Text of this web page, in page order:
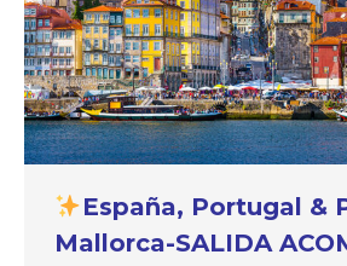
España, Portugal &
Mallorca-SALIDA